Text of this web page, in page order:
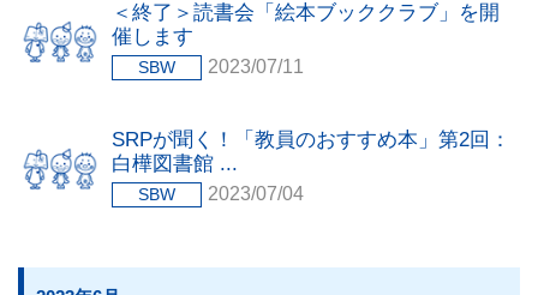
＜終了＞読書会「絵本ブッククラブ」を開
催します
SBW 2023/07/11
SRPが聞く！「教員のおすすめ本」第2回：
白樺図書館 ...
SBW 2023/07/04